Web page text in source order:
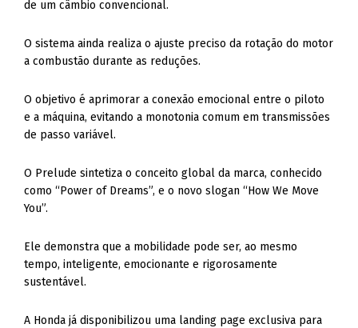
de um câmbio convencional.
O sistema ainda realiza o ajuste preciso da rotação do motor
a combustão durante as reduções.
O objetivo é aprimorar a conexão emocional entre o piloto
e a máquina, evitando a monotonia comum em transmissões
de passo variável.
O Prelude sintetiza o conceito global da marca, conhecido
como “Power of Dreams”, e o novo slogan “How We Move
You”.
Ele demonstra que a mobilidade pode ser, ao mesmo
tempo, inteligente, emocionante e rigorosamente
sustentável.
A Honda já disponibilizou uma landing page exclusiva para